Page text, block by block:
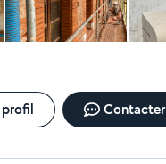
Contacter